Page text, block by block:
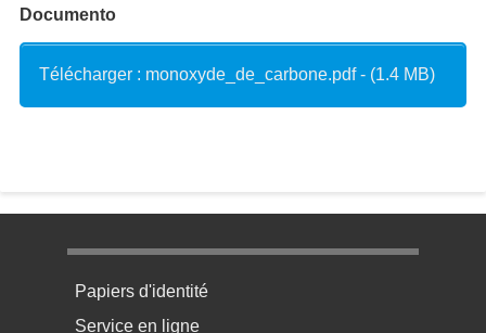
Documento
Télécharger : monoxyde_de_carbone.pdf - (1.4 MB)
Menu pratique bas de page 1
Papiers d'identité
Service en ligne